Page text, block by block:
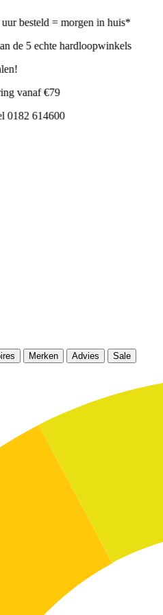
besteld = morgen in huis*
5 echte hardloopwinkels
vanaf €79
614600
Merken Advies Sale